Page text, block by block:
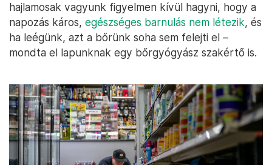
hajlamosak vagyunk figyelmen kívül hagyni, hogy a
napozás káros, egészséges barnulás nem létezik, és
ha leégünk, azt a bőrünk soha sem felejti el –
mondta el lapunknak egy bőrgyógyász szakértő is.